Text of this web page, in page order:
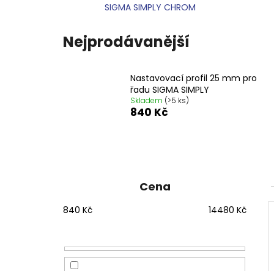
SIGMA SIMPLY CHROM
Nejprodávanější
Nastavovací profil 25 mm pro
řadu SIGMA SIMPLY
Skladem (>5 ks)
840 Kč
Cena
840 Kč 14480 Kč
DRAGON SPRCHOVÉ DVEŘE DO NIKY
12 080 Kč
Původně: 15 100 Kč